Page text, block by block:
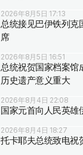
2026年8月5日 17:13
总统接见巴伊铁列克
席
2026年8月5日 16:51
总统祝贺国家档案馆
历史遗产意义重大
2026年8月4日 22:08
国家元首向人民英雄
2026年8月4日 18:27
托卡耶夫总统致电祝